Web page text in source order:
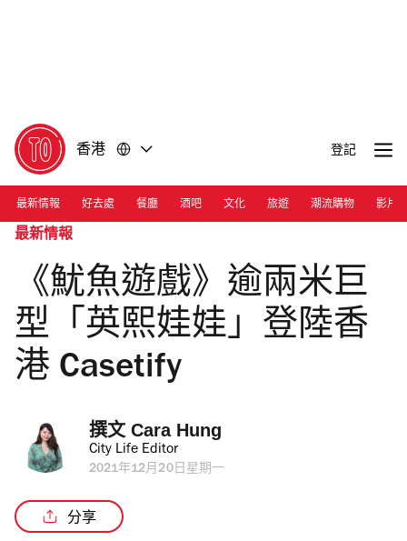
香港 登記
最新情報 好去處 餐廳 酒吧 文化 旅遊 潮流購物 影片
最新情報
《魷魚遊戲》逾兩米巨
型「英熙娃娃」登陸香
港 Casetify
撰文 Cara Hung
City Life Editor
2021年12月20日星期一
分享